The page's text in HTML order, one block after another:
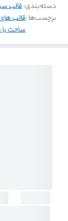
دسته‌بندی:قالب
برچسب‌ها :قالب
ساخت